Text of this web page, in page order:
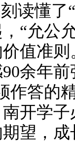
读懂
“允公
值准
余年
作答的
开学
望，